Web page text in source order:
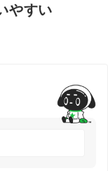
やすい